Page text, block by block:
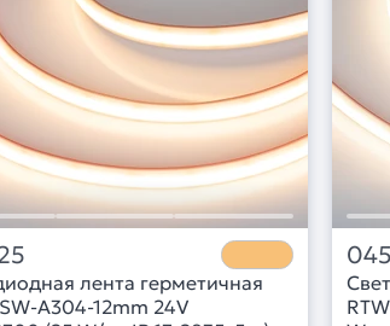
лента герметичная
A304-12mm 24V